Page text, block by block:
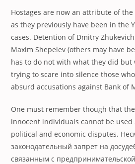
Hostages are now an attribute of the
as they previously have been in the
cases. Detention of Dmitry
Maxim Shepelev (others may have
has to do not with what they did but
trying to scare into silence those
absurd accusations against Bank of
One must remember though that
innocent individuals cannot be
political and economic disputes.
законодательный запрет на
связанным с